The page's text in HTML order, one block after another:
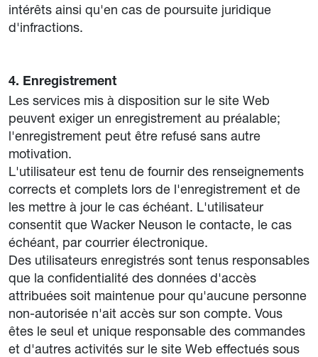
intérêts ainsi qu'en cas de poursuite juridique
d'infractions.
4. Enregistrement
Les services mis à disposition sur le site Web
peuvent exiger un enregistrement au préalable;
l'enregistrement peut être refusé sans autre
motivation.
L'utilisateur est tenu de fournir des renseignements
corrects et complets lors de l'enregistrement et de
les mettre à jour le cas échéant. L'utilisateur
consentit que Wacker Neuson le contacte, le cas
échéant, par courrier électronique.
Des utilisateurs enregistrés sont tenus responsables
que la confidentialité des données d'accès
attribuées soit maintenue pour qu'aucune personne
non-autorisée n'ait accès sur son compte. Vous
êtes le seul et unique responsable des commandes
et d'autres activités sur le site Web effectués sous